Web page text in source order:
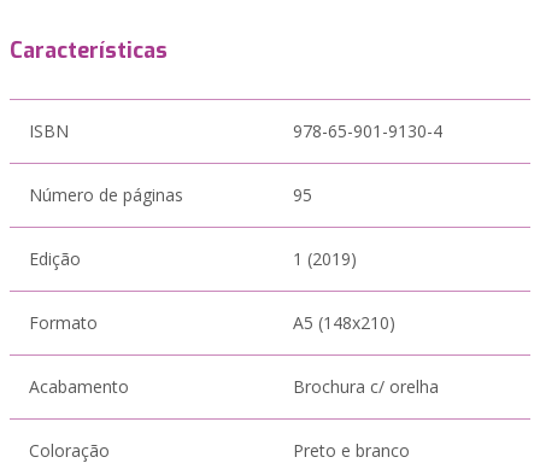
Características
ISBN 978-65-901-9130-4
Número de páginas 95
Edição 1 (2019)
Formato A5 (148x210)
Acabamento Brochura c/ orelha
Coloração Preto e branco